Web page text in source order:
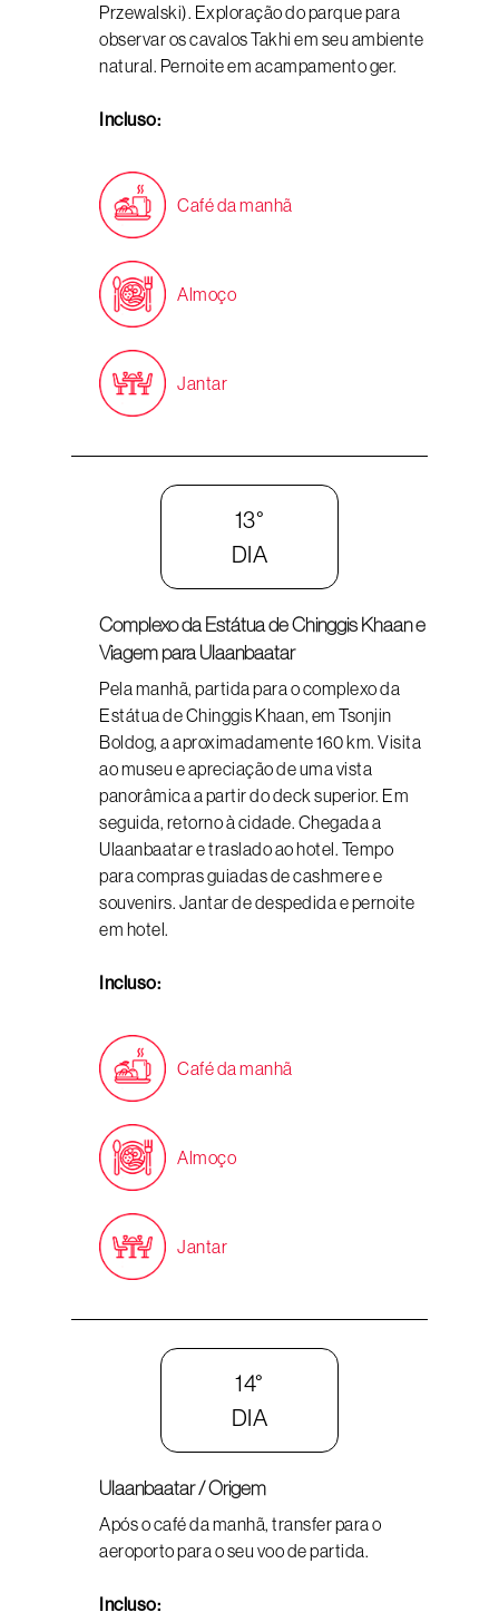
Przewalski). Exploração do parque para
observar os cavalos Takhi em seu ambiente
natural. Pernoite em acampamento ger.
Incluso:
Café da manhã
Almoço
Jantar
13°
DIA
Complexo da Estátua de Chinggis Khaan e
Viagem para Ulaanbaatar
Pela manhã, partida para o complexo da
Estátua de Chinggis Khaan, em Tsonjin
Boldog, a aproximadamente 160 km. Visita
ao museu e apreciação de uma vista
panorâmica a partir do deck superior. Em
seguida, retorno à cidade. Chegada a
Ulaanbaatar e traslado ao hotel. Tempo
para compras guiadas de cashmere e
souvenirs. Jantar de despedida e pernoite
em hotel.
Incluso:
Café da manhã
Almoço
Jantar
14°
DIA
Ulaanbaatar / Origem
Após o café da manhã, transfer para o
aeroporto para o seu voo de partida.
Incluso: